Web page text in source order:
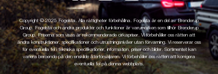
Copyright © 2025 Fogelsta. Alla rättigheter förbehållna. Fogelsta är en del av Brenderup
Group. Fogelsta och andra produkter och funktioner är varumärken som tillhör Brenderup
Group. Priserna som visas är rekommenderade cirkapriser. Vi förbehåller oss rätten att
ändra konstruktioner, specifikationer och utrustningsnivåer utan förvarning. Vi reserverar oss
för eventuella fel i tekniska specifikationer, information, priser och bilder. Sortimentet kan
variera beroende på den enskilde återförsäljaren. Vi förbehåller oss rätten att korrigera
eventuella fel på denna webbplats.